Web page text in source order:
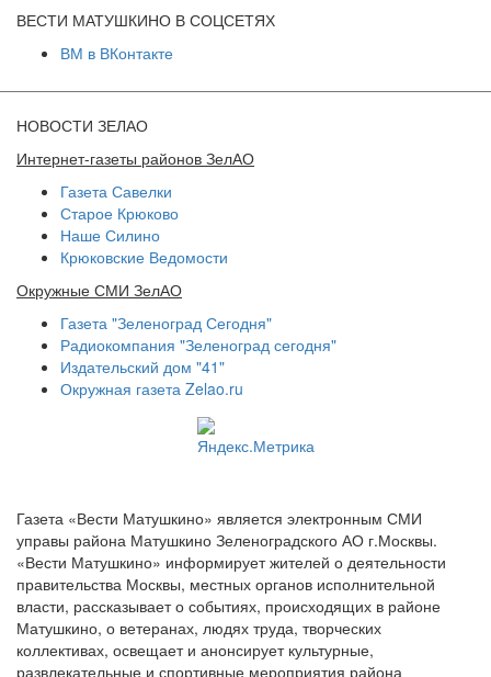
ВЕСТИ МАТУШКИНО В СОЦСЕТЯХ
ВМ в ВКонтакте
НОВОСТИ ЗЕЛАО
Интернет-газеты районов ЗелАО
Газета Савелки
Старое Крюково
Наше Силино
Крюковские Ведомости
Окружные СМИ ЗелАО
Газета "Зеленоград Сегодня"
Радиокомпания "Зеленоград сегодня"
Издательский дом "41"
Окружная газета Zelao.ru
Газета «Вести Матушкино» является электронным СМИ
управы района Матушкино Зеленоградского АО г.Москвы.
«Вести Матушкино» информирует жителей о деятельности
правительства Москвы, местных органов исполнительной
власти, рассказывает о событиях, происходящих в районе
Матушкино, о ветеранах, людях труда, творческих
коллективах, освещает и анонсирует культурные,
развлекательные и спортивные мероприятия района